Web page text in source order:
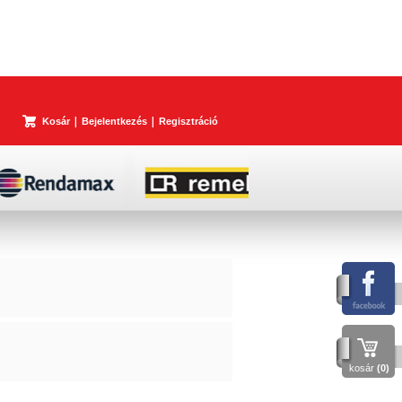
kosár (0)
Kosár Bejelentkezés Regisztráció